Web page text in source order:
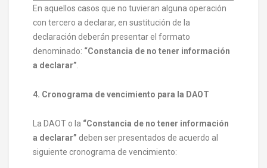
En aquellos casos que no tuvieran alguna operación
con tercero a declarar, en sustitución de la
declaración deberán presentar el formato
denominado: “Constancia de no tener información
a declarar”
4. Cronograma de vencimiento para la DAOT
La DAOT o la “Constancia de no tener información
a declarar” deben ser presentados de acuerdo al
siguiente cronograma de vencimiento: